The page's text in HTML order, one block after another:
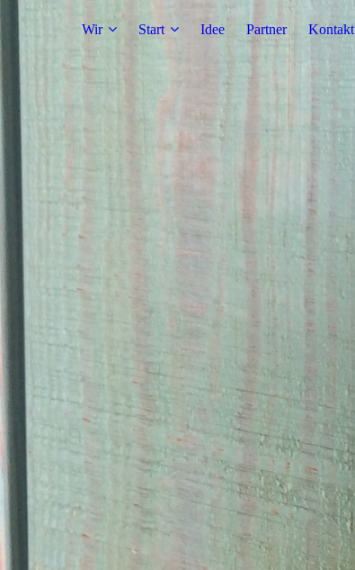
Wir Start Idee Partner Kontakt